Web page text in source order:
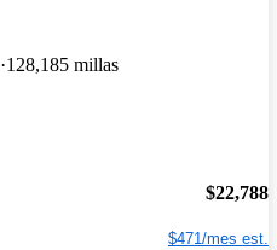
128,185 millas
$22,788
$471/mes est.